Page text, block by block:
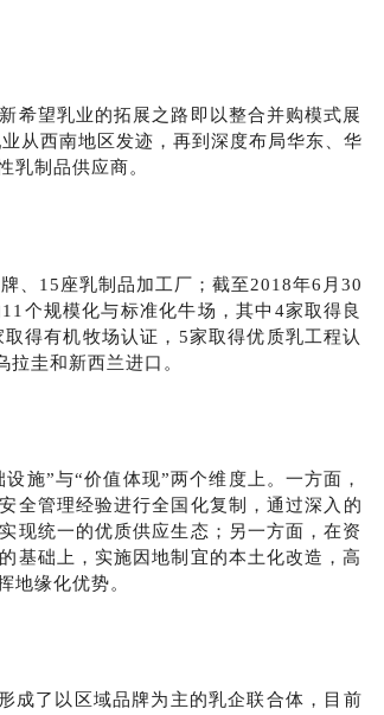
希望乳业的拓展之路即以整合并购模式展
从西南地区发迹，再到深度布局华东、华
乳制品供应商。
、15座乳制品加工厂；截至2018年6月30
个规模化与标准化牛场，其中4家取得良
得有机牧场认证，5家取得优质乳工程认
圭和新西兰进口。
施”与“价值体现”两个维度上。一方面，
全管理经验进行全国化复制，通过深入的
现统一的优质供应生态；另一方面，在资
基础上，实施因地制宜的本土化改造，高
地缘化优势。
成了以区域品牌为主的乳企联合体，目前